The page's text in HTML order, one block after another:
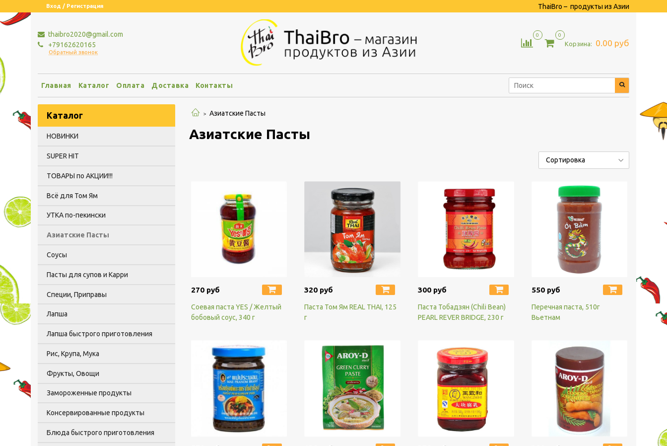
Вход / Регистрация ThaiBro – продукты из Азии
thaibro2020@gmail.com
+79162620165
Обратный звонок
0 0
Корзина: 0.00 руб
Главная Каталог Оплата Доставка Контакты
Азиатские Пасты
Азиатские Пасты
270 руб
Соевая паста YES / Желтый
бобовый соус, 340 г
320 руб
Паста Том Ям REAL THAI, 125
г
300 руб
Паста Тобадзян (Chili Bean)
PEARL REVER BRIDGE, 230 г
550 руб
Перечная паста, 510г
Вьетнам
Каталог
НОВИНКИ
SUPER HIT
ТОВАРЫ по АКЦИИ!!!
Всё для Том Ям
УТКА по-пекински
Азиатские Пасты
Соусы
Пасты для супов и Карри
Специи, Приправы
Лапша
Лапша быстрого приготовления
Рис, Крупа, Мука
Фрукты, Овощи
Замороженные продукты
Консервированные продукты
Блюда быстрого приготовления